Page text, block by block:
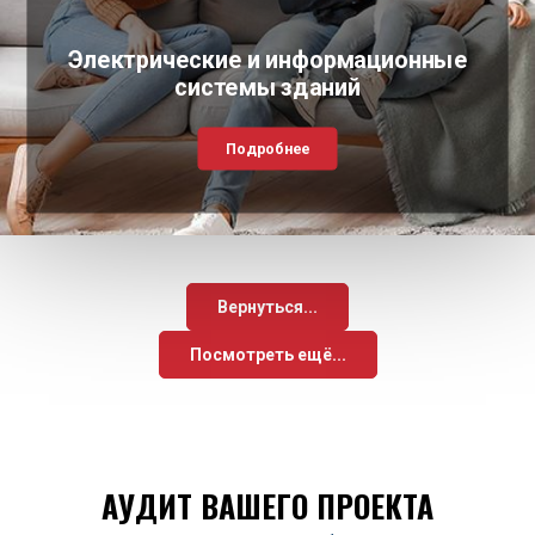
Электрические и информационные
системы зданий
Подробнее
Вернуться...
Посмотреть ещё...
АУДИТ ВАШЕГО ПРОЕКТА